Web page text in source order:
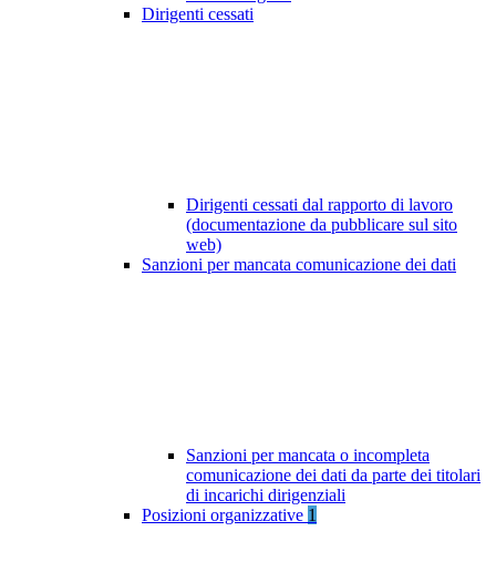
Dirigenti cessati
Dirigenti cessati dal rapporto di lavoro
(documentazione da pubblicare sul sito
web)
Sanzioni per mancata comunicazione dei dati
Sanzioni per mancata o incompleta
comunicazione dei dati da parte dei titolari
di incarichi dirigenziali
Posizioni organizzative 1